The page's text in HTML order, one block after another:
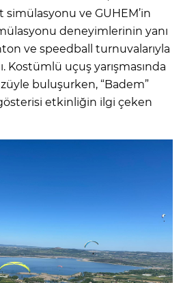
simülasyonu ve GUHEM’in
deneyimlerinin yanı
ve speedball turnuvalarıyla
Kostümlü uçuş yarışmasında
buluşurken, “Badem”
etkinliğin ilgi çeken